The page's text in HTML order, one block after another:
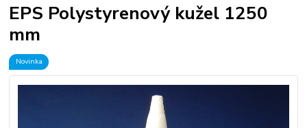
EPS Polystyrenový kužel 1250
mm
Novinka